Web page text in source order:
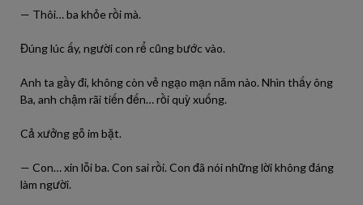
— Thôi… ba khỏe rồi mà.
Đúng lúc ấy, người con rể cũng bước vào.
Anh ta gầy đi, không còn vẻ ngạo mạn năm nào. Nhìn thấy ông
Ba, anh chậm rãi tiến đến… rồi quỳ xuống.
Cả xưởng gỗ im bặt.
— Con… xin lỗi ba. Con sai rồi. Con đã nói những lời không đáng
làm người.